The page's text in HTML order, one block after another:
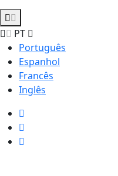
PT
Português
Espanhol
Francês
Inglês